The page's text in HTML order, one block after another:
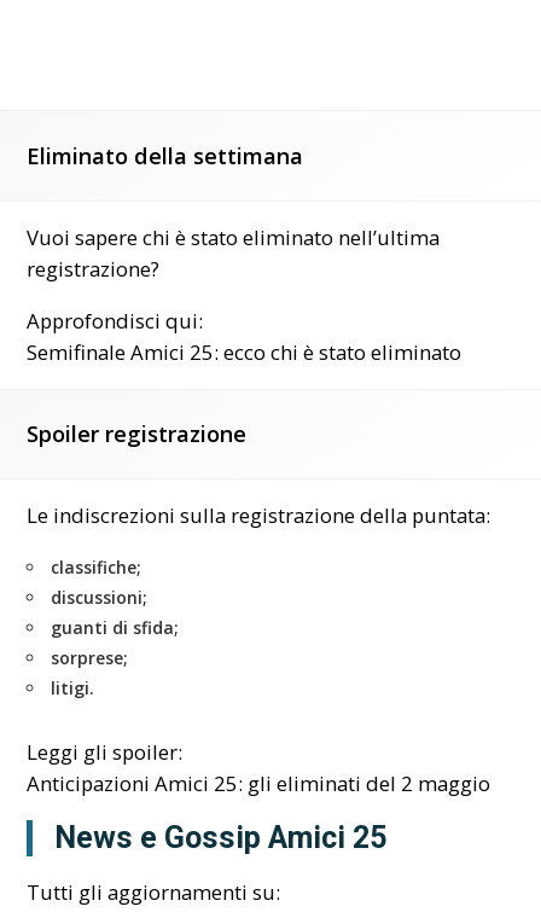
Eliminato della settimana
Vuoi sapere chi è stato eliminato nell’ultima
registrazione?
Approfondisci qui:
Semifinale Amici 25: ecco chi è stato eliminato
Spoiler registrazione
Le indiscrezioni sulla registrazione della puntata:
classifiche;
discussioni;
guanti di sfida;
sorprese;
litigi.
Leggi gli spoiler:
Anticipazioni Amici 25: gli eliminati del 2 maggio
News e Gossip Amici 25
Tutti gli aggiornamenti su: